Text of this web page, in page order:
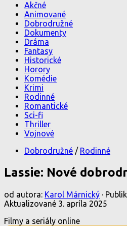
Akčné
Animované
Dobrodružné
Dokumenty
Dráma
Fantasy
Historické
Horory
Komédie
Krimi
Rodinné
Romantické
Sci-fi
Thriller
Vojnové
Dobrodružné / Rodinné
Lassie: Nové
od autora: Karol Márnický ·
Aktualizované 3. apríla 2025
Filmy a seriály online